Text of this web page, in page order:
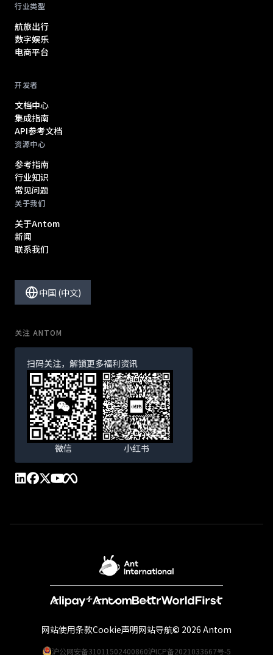
行业类型
航旅出行
数字娱乐
电商平台
开发者
文档中心
集成指南
API参考文档
资源中心
参考指南
行业知识
常见问题
关于我们
关于Antom
新闻
联系我们
中国 (中文)
关注 ANTOM
扫码关注，解锁更多福利资讯
微信 小红书
沪公网安备31011502400860沪ICP备2021033667号-5
网站使用条款Cookie声明网站导航© 2026 Antom